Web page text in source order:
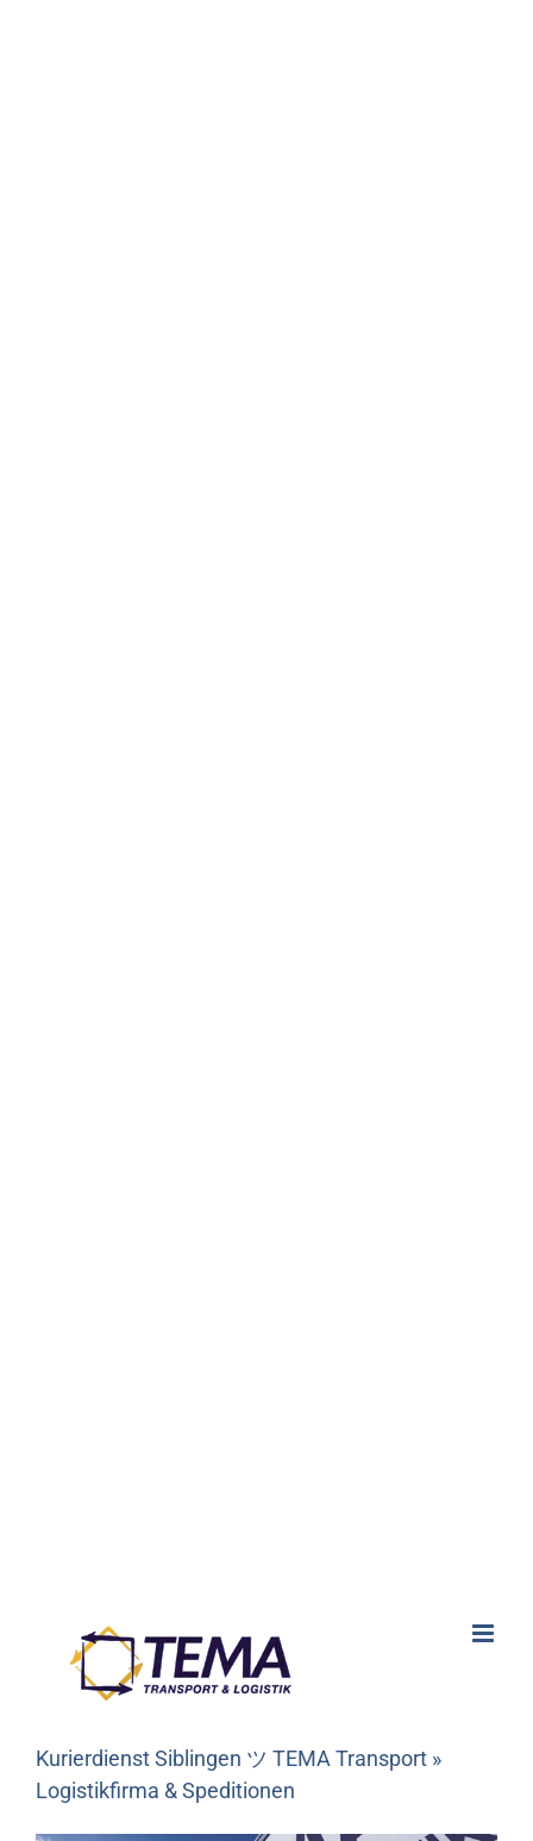
Kurierdienst Siblingen ツ TEMA Transport »
Logistikfirma & Speditionen